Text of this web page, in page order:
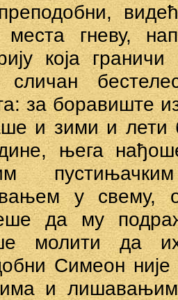
места гневу,
која
сличан
за боравиште
и зими и лети
њега
у свему,
да му
молити да
Симеон
и